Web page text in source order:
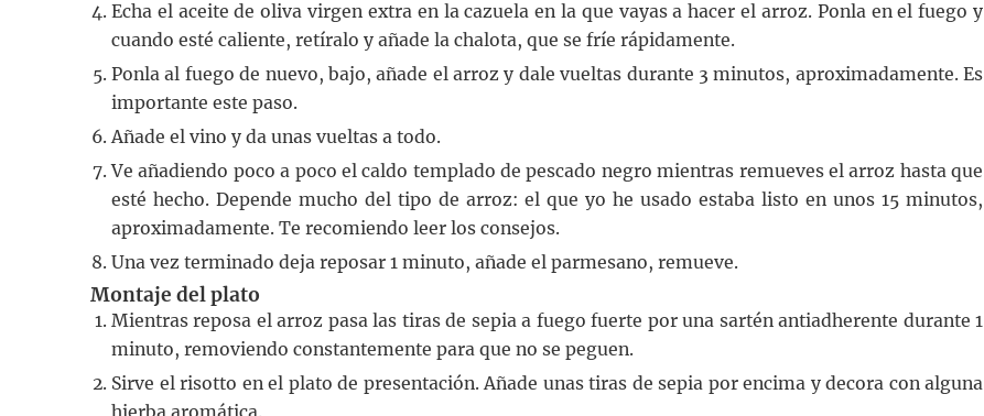
Echa el aceite de oliva virgen extra en la cazuela en la que vayas a hacer el arroz. Ponla en el fuego y
cuando esté caliente, retíralo y añade la chalota, que se fríe rápidamente.
Ponla al fuego de nuevo, bajo, añade el arroz y dale vueltas durante 3 minutos, aproximadamente. Es
importante este paso.
Añade el vino y da unas vueltas a todo.
Ve añadiendo poco a poco el caldo templado de pescado negro mientras remueves el arroz hasta que
esté hecho. Depende mucho del tipo de arroz: el que yo he usado estaba listo en unos 15 minutos,
aproximadamente. Te recomiendo leer los consejos.
Una vez terminado deja reposar 1 minuto, añade el parmesano, remueve.
Montaje del plato
Mientras reposa el arroz pasa las tiras de sepia a fuego fuerte por una sartén antiadherente durante 1
minuto, removiendo constantemente para que no se peguen.
Sirve el risotto en el plato de presentación. Añade unas tiras de sepia por encima y decora con alguna